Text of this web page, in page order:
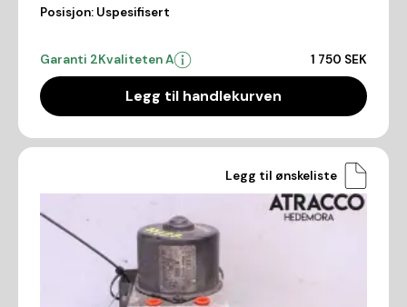
Posisjon: Uspesifisert
Garanti 2Kvaliteten A 1 750 SEK
Legg til handlekurven
Legg til ønskeliste